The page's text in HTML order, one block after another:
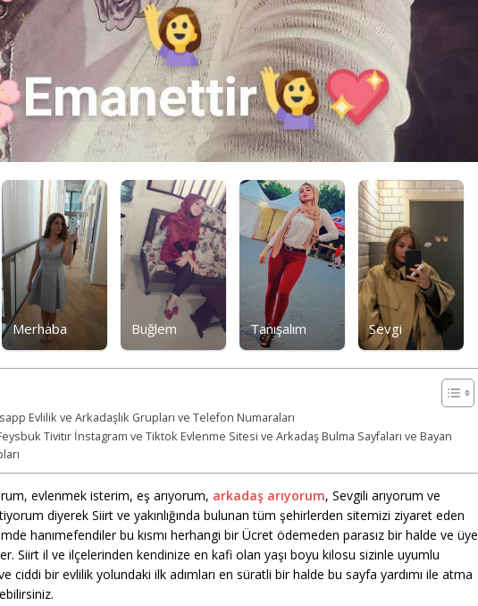
Merhaba Buğlem Tanışalım Sevgi
Evlilik ve Arkadaşlık Grupları ve Telefon Numaraları
Tivitır İnstagram ve Tiktok Evlenme Sitesi ve Arkadaş Bulma Sayfaları ve Bayan
evlenmek isterim, eş arıyorum, arkadaş arıyorum, Sevgili arıyorum ve
diyerek Siirt ve yakınlığında bulunan tüm şehirlerden sitemizi ziyaret eden
hanımefendiler bu kısmı herhangi bir Ücret ödemeden parasız bir halde ve üye
Siirt il ve ilçelerinden kendinize en kafi olan yaşı boyu kilosu sizinle uyumlu
ciddi bir evlilik yolundaki ilk adımları en süratli bir halde bu sayfa yardımı ile atma